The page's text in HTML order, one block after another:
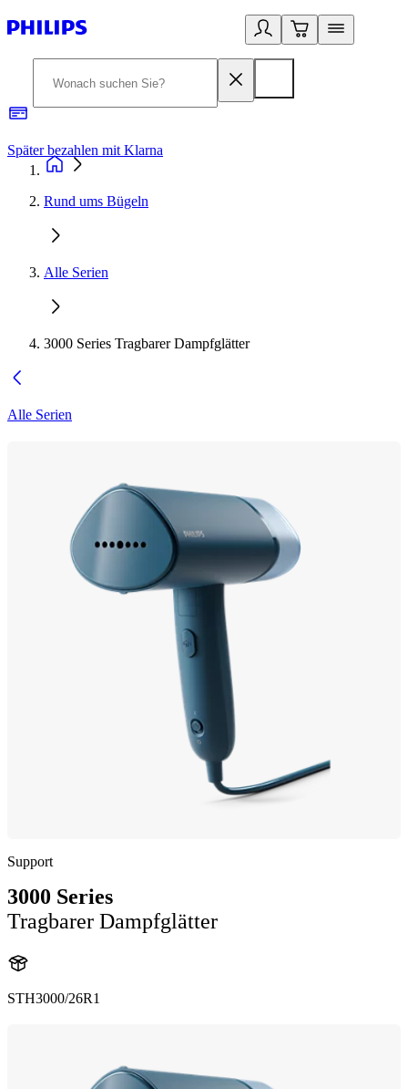
Später bezahlen mit Klarna
Rund ums Bügeln
Alle Serien
3000 Series Tragbarer Dampfglätter
Alle Serien
Support
3000 Series
Tragbarer Dampfglätter
STH3000/26R1